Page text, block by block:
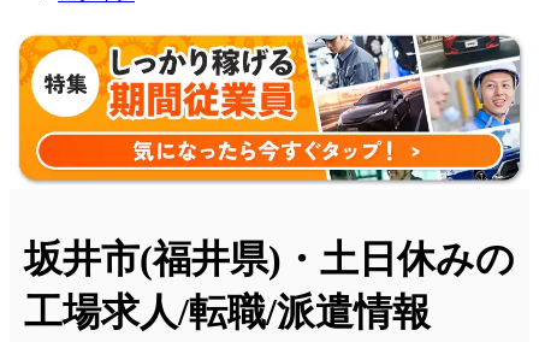
坂井市(福井県)・土日休みの
工場求人/転職/派遣情報